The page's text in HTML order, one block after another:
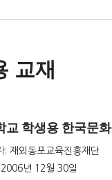
교재
교 학생용 한국문화
: 재외동포교육진흥재단
2006년 12월 30일